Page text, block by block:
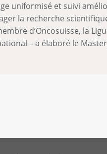
uniformisé et suivi
la recherche
d’Oncosuisse, la
– a élaboré le